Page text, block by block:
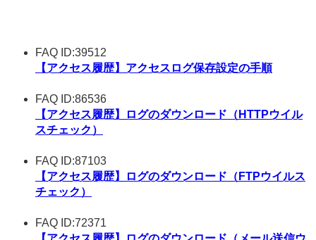
FAQ ID:39512
【アクセス履歴】アクセスログ保存設定の手順
FAQ ID:86536
【アクセス履歴】ログのダウンロード（HTTPウイル
スチェック）
FAQ ID:87103
【アクセス履歴】ログのダウンロード（FTPウイルス
チェック）
FAQ ID:72371